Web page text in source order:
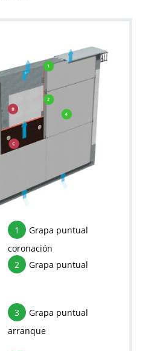
1
Grapa puntual
coronación
2 Grapa puntual
3
Grapa puntual
arranque